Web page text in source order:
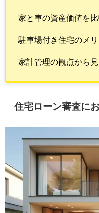
家と車の資産価値を
駐車場付き住宅のメ
家計管理の観点から
住宅ローン審査に